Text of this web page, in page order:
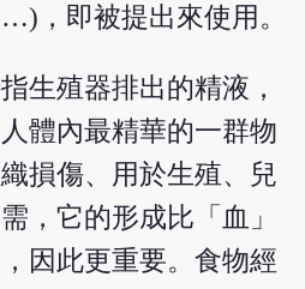
，即被提出來使用。
生殖器排出的精液，
體內最精華的一群物
損傷、用於生殖、兒
，它的形成比「血」
因此更重要。食物經